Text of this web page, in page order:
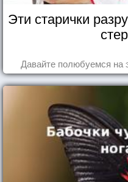
Эти старички
Давайте полюбуемся на